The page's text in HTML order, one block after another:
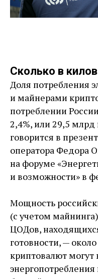
Сколько в
Доля потребления
и майнерами
потреблении
2,4%, или 29,5 млрд
говорится в
оператора Федора
на форуме
и возможности» в
Мощность
(с учетом
ЦОДов,
готовности, —
криптовалют могут